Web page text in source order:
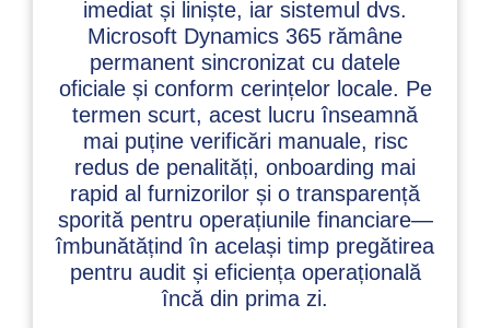
imediat și liniște, iar sistemul dvs.
Microsoft Dynamics 365 rămâne
permanent sincronizat cu datele
oficiale și conform cerințelor locale. Pe
termen scurt, acest lucru înseamnă
mai puține verificări manuale, risc
redus de penalități, onboarding mai
rapid al furnizorilor și o transparență
sporită pentru operațiunile financiare—
îmbunătățind în același timp pregătirea
pentru audit și eficiența operațională
încă din prima zi.